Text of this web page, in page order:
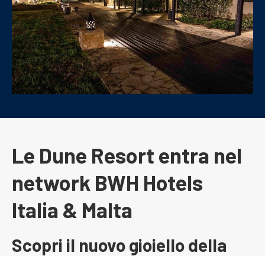
Le Dune Resort entra nel
network BWH Hotels
Italia & Malta
Scopri il nuovo gioiello della